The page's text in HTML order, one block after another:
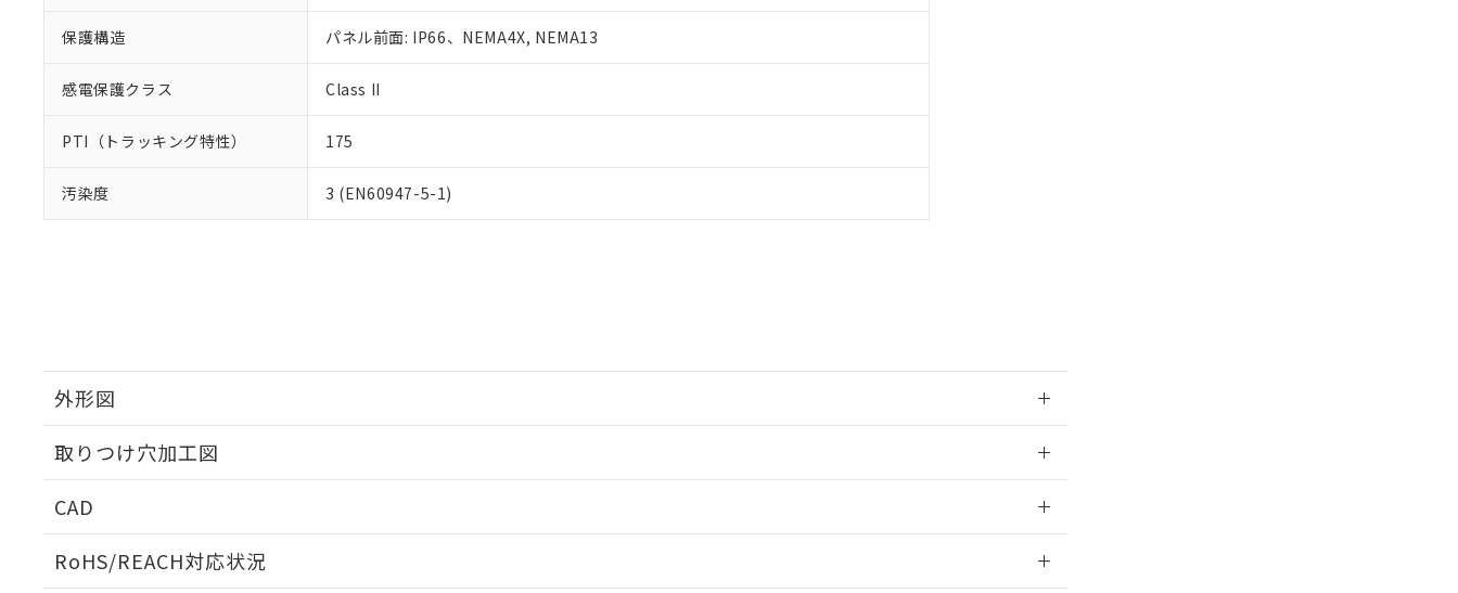
保護構造 パネル前面: IP66、NEMA4X, NEMA13
感電保護クラス Class II
PTI（トラッキング特性） 175
汚染度 3 (EN60947-5-1)
外形図
取りつけ穴加工図
CAD
RoHS/REACH対応状況